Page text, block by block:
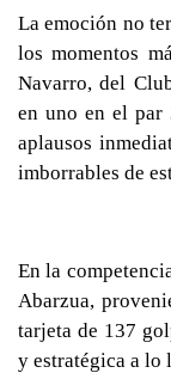
La emoción no
los momentos
Navarro, del
en uno en el par
aplausos
imborrables de
En la
Abarzua,
tarjeta de 137
y estratégica a lo